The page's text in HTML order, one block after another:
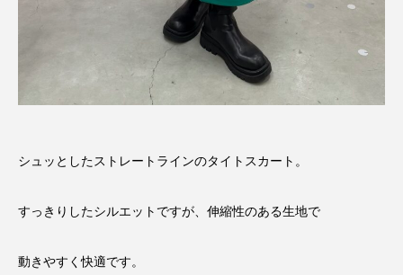
シュッとしたストレートラインのタイトスカート。
すっきりしたシルエットですが、伸縮性のある生地で
動きやすく快適です。